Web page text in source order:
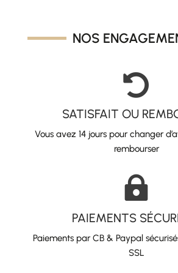
NOS

SATISFAIT OU
Vous avez 14 jours pour changer
rembourser

PAIEMENTS
Paiements par CB & Paypal
SSL